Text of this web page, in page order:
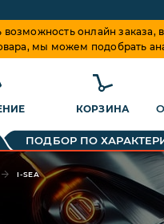
онлайн заказа,
мы можем подобрать
КОРЗИНА
ПОДБОР ПО
I-SEA